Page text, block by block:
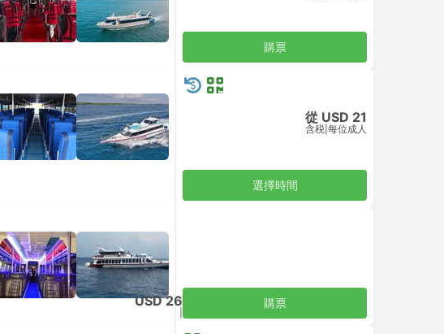
購票
從 USD 21
含税 每位成人
選擇時間
USD 26 購票